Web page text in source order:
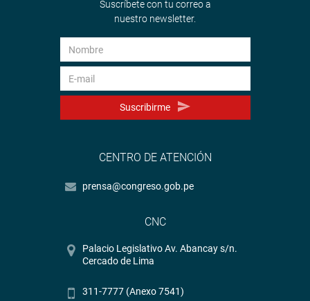
Suscríbete con tu correo a
nuestro newsletter.
Suscribirme
CENTRO DE ATENCIÓN
prensa@congreso.gob.pe
CNC
Palacio Legislativo Av. Abancay s/n.
Cercado de Lima
311-7777 (Anexo 7541)